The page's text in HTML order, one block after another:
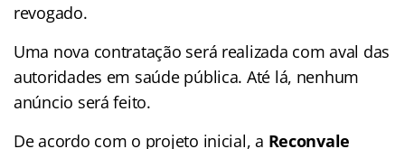
revogado.
Uma nova contratação será realizada com aval das
autoridades em saúde pública. Até lá, nenhum
anúncio será feito.
De acordo com o projeto inicial, a Reconvale